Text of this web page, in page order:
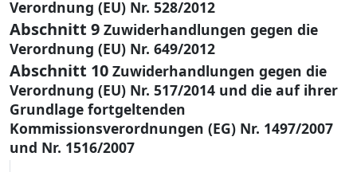
Verordnung (EU) Nr. 528/2012
Abschnitt 9 Zuwiderhandlungen gegen die
Verordnung (EU) Nr. 649/2012
Abschnitt 10 Zuwiderhandlungen gegen die
Verordnung (EU) Nr. 517/2014 und die auf ihrer
Grundlage fortgeltenden
Kommissionsverordnungen (EG) Nr. 1497/2007
und Nr. 1516/2007